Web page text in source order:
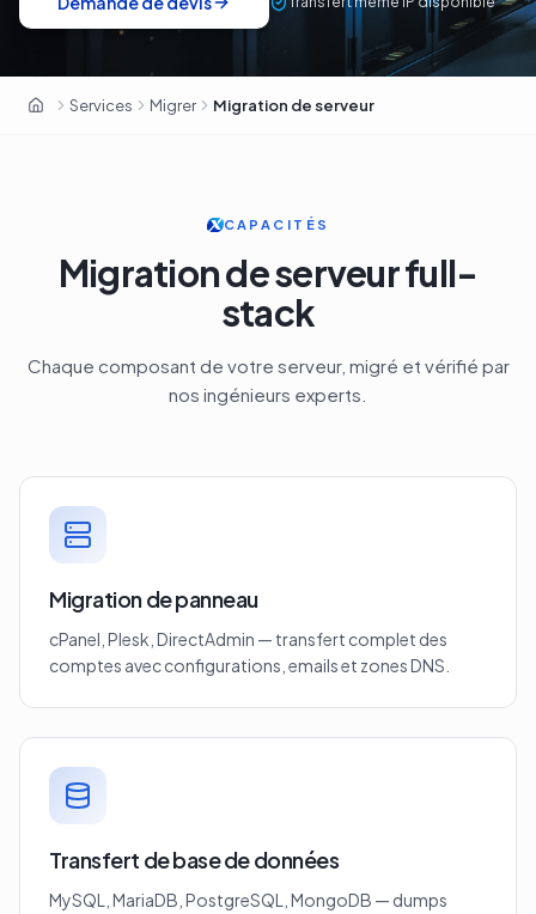
OxaHost Suisse
Services Migrer Migration de serveur
CAPACITÉS
Migration de serveur full-
stack
Chaque composant de votre serveur, migré et vérifié par
nos ingénieurs experts.
Migration de panneau
cPanel, Plesk, DirectAdmin — transfert complet des
comptes avec configurations, emails et zones DNS.
Transfert de base de données
MySQL, MariaDB, PostgreSQL, MongoDB — dumps